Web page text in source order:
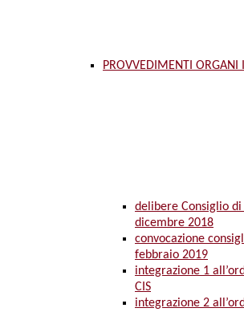
PROVVEDIMENTI ORGANI
delibere Consiglio
dicembre 2018
convocazione
febbraio 2019
integrazione 1
CIS
integrazione 2